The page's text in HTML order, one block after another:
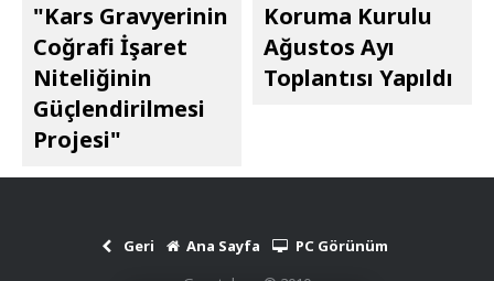
"Kars Gravyerinin
Coğrafi İşaret
Niteliğinin
Güçlendirilmesi
Projesi"
Koruma Kurulu
Ağustos Ayı
Toplantısı Yapıldı
Geri Ana Sayfa
PC Görünüm